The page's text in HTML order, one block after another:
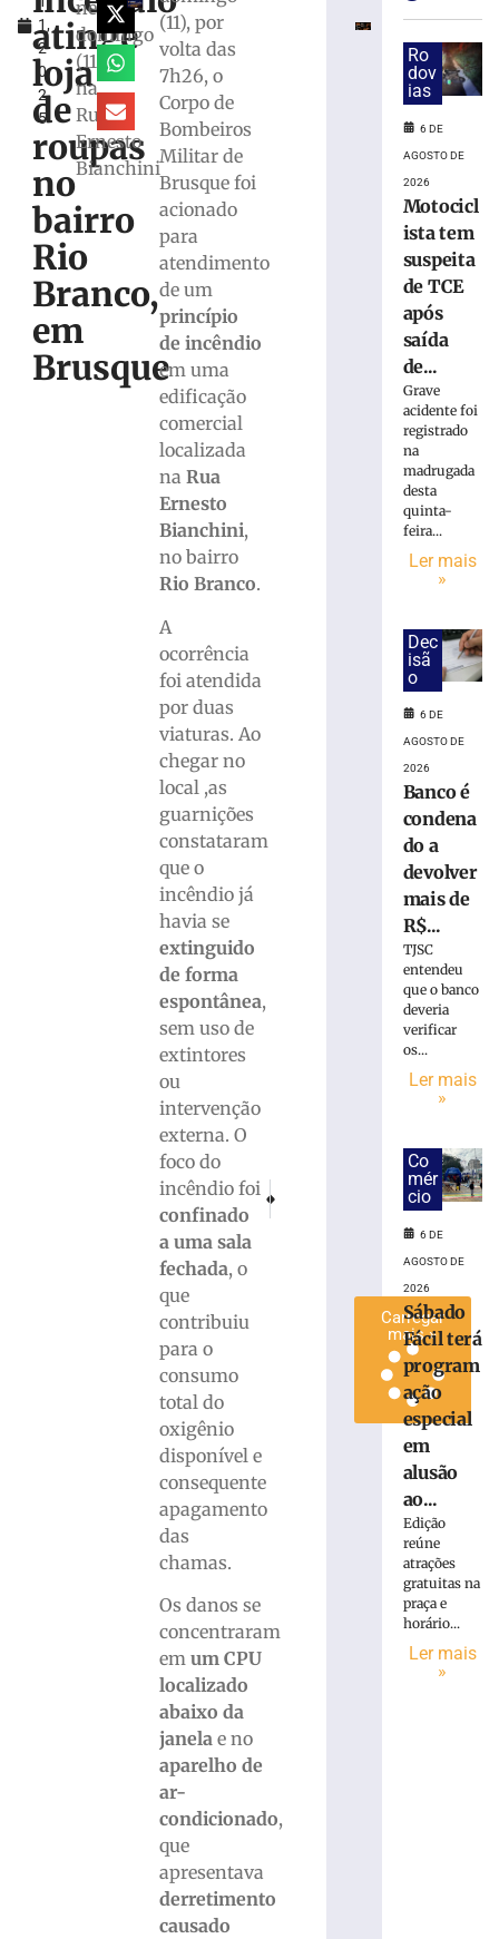
1,
2
0
2
5
atinge
loja
de
roupas
no
bairro
Rio
Branco,
em
Brusque
neste
domingo
(11),
na
Rua
Ernesto
Bianchini
(11), por
volta das
7h26, o
Corpo de
Bombeiros
Militar de
Brusque foi
acionado
para
atendimento
de um
princípio
de incêndio
em uma
edificação
comercial
localizada
na Rua
Ernesto
Bianchini,
no bairro
Rio Branco.
A
ocorrência
foi atendida
por duas
viaturas. Ao
chegar no
local ,as
guarnições
constataram
que o
incêndio já
havia se
extinguido
de forma
espontânea,
sem uso de
extintores
ou
intervenção
externa. O
foco do
incêndio foi
confinado
a uma sala
fechada, o
que
contribuiu
para o
consumo
total do
oxigênio
disponível e
consequente
apagamento
das
chamas.
Os danos se
concentraram
em um CPU
localizado
abaixo da
janelae no
aparelho de
ar-
condicionado,
que
apresentava
derretimento
causado
Colisão entre carro e moto
PRÓXIMO
Sociedade do Pelznickel inicia novo
colisão
em
Gaspar
Motociclista
suspeita
saída
Operação
GAECO
prende
pessoas
facção
Carregar
mais »
Ro
dov
ias
6 DE
AGOSTO DE
2026
Motocicl
ista tem
suspeita
de TCE
após
saída
de...
Grave
acidente foi
registrado
na
madrugada
desta
quinta-
feira...
Ler mais
»
Dec
isã
o
6 DE
AGOSTO DE
2026
Banco é
condena
do a
devolver
mais de
R$...
TJSC
entendeu
que o banco
deveria
verificar
os...
Ler mais
»
Co
mér
cio
6 DE
AGOSTO DE
2026
Sábado
Fácil terá
program
ação
especial
em
alusão
ao...
Edição
reúne
atrações
gratuitas na
praça e
horário...
Ler mais
»